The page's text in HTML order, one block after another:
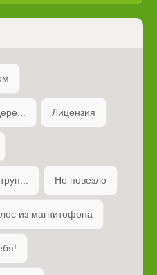
Лицензия
Не повезло
из магнитофона